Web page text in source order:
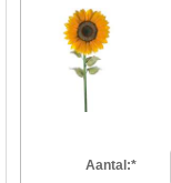
Aantal:*